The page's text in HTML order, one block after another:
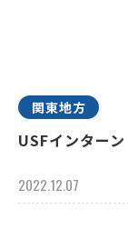
関東地方
USFインター
2022.12.07